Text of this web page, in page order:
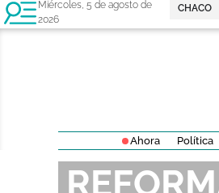
Miércoles, 5 de agosto de
2026
CHACO
Ahora Política